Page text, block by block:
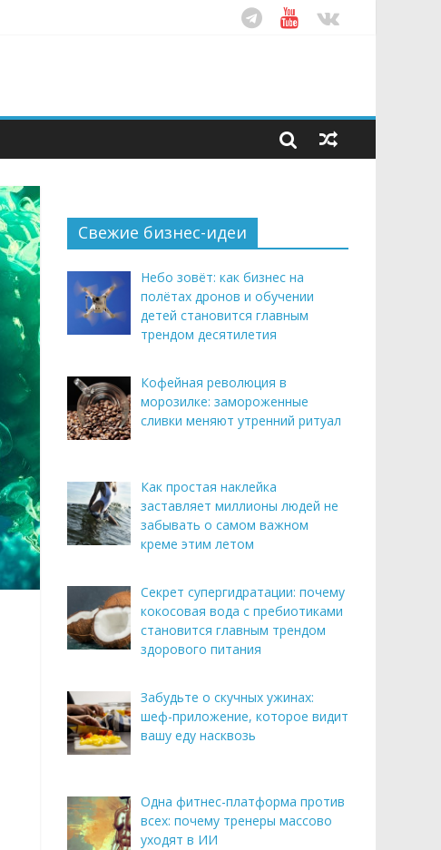
Свежие бизнес-идеи
Небо зовёт: как бизнес на
полётах дронов и обучении
детей становится главным
трендом десятилетия
Кофейная революция в
морозилке: замороженные
сливки меняют утренний ритуал
Как простая наклейка
заставляет миллионы людей не
забывать о самом важном
креме этим летом
Секрет супергидратации: почему
кокосовая вода с пребиотиками
становится главным трендом
здорового питания
Забудьте о скучных ужинах:
шеф-приложение, которое видит
вашу еду насквозь
Одна фитнес-платформа против
всех: почему тренеры массово
уходят в ИИ